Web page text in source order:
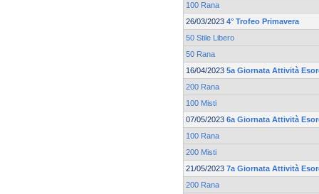
100 Rana
26/03/2023 4° Trofeo Primavera
50 Stile Libero
50 Rana
16/04/2023 5a Giornata Attività
200 Rana
100 Misti
07/05/2023 6a Giornata Attività
100 Rana
200 Misti
21/05/2023 7a Giornata Attività
200 Rana